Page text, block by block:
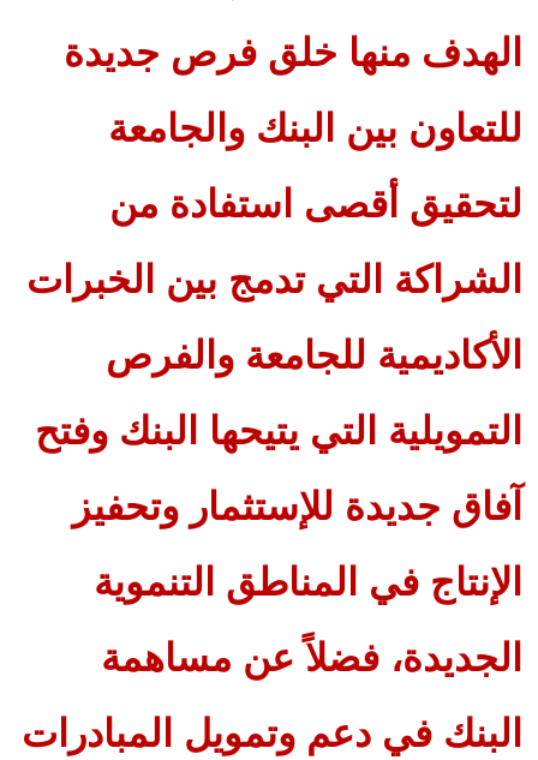
الهدف منها خلق فرص جديدة
للتعاون بين البنك والجامعة
لتحقيق أقصى استفادة من
الشراكة التي تدمج بين الخبرات
الأكاديمية للجامعة والفرص
التمويلية التي يتيحها البنك وفتح
آفاق جديدة للإستثمار وتحفيز
الإنتاج في المناطق التنموية
الجديدة، فضلاً عن مساهمة
البنك في دعم وتمويل المبادرات